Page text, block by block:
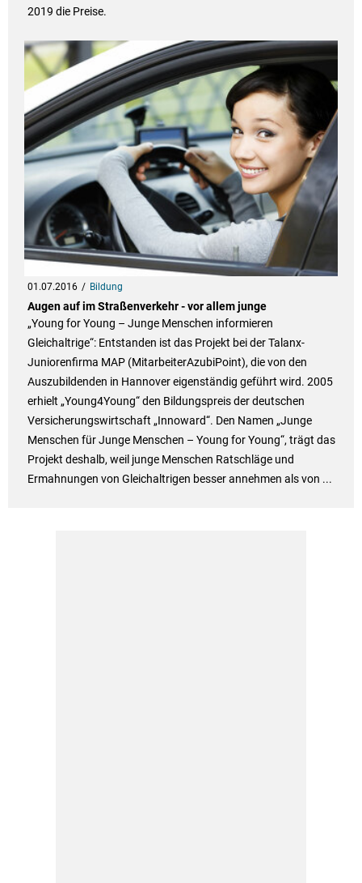
2019 die Preise.
01.07.2016 Bildung
Augen auf im Straßenverkehr - vor allem junge
„Young for Young – Junge Menschen informieren
Gleichaltrige“: Entstanden ist das Projekt bei der Talanx-
Juniorenfirma MAP (MitarbeiterAzubiPoint), die von den
Auszubildenden in Hannover eigenständig geführt wird. 2005
erhielt „Young4Young“ den Bildungspreis der deutschen
Versicherungswirtschaft „Innoward“. Den Namen „Junge
Menschen für Junge Menschen – Young for Young“, trägt das
Projekt deshalb, weil junge Menschen Ratschläge und
Ermahnungen von Gleichaltrigen besser annehmen als von ...